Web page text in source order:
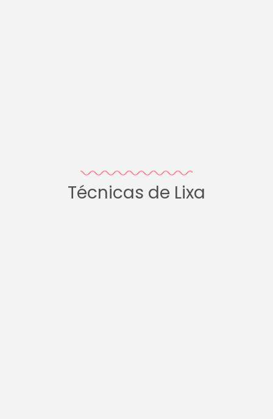
Técnicas de Lixa